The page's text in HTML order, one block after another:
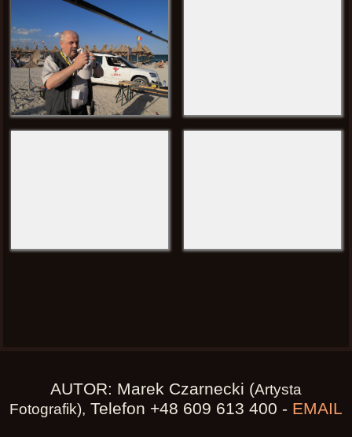
AUTOR: Marek Czarnecki (Artysta
Fotografik), Telefon +48 609 613 400 - EMAIL